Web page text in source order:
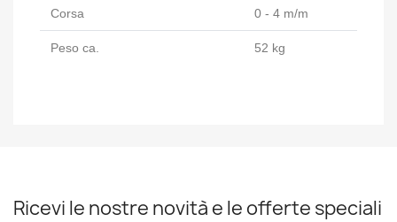
Corsa 0 - 4 m/m
Peso ca. 52 kg
Ricevi le nostre novità e le offerte speciali